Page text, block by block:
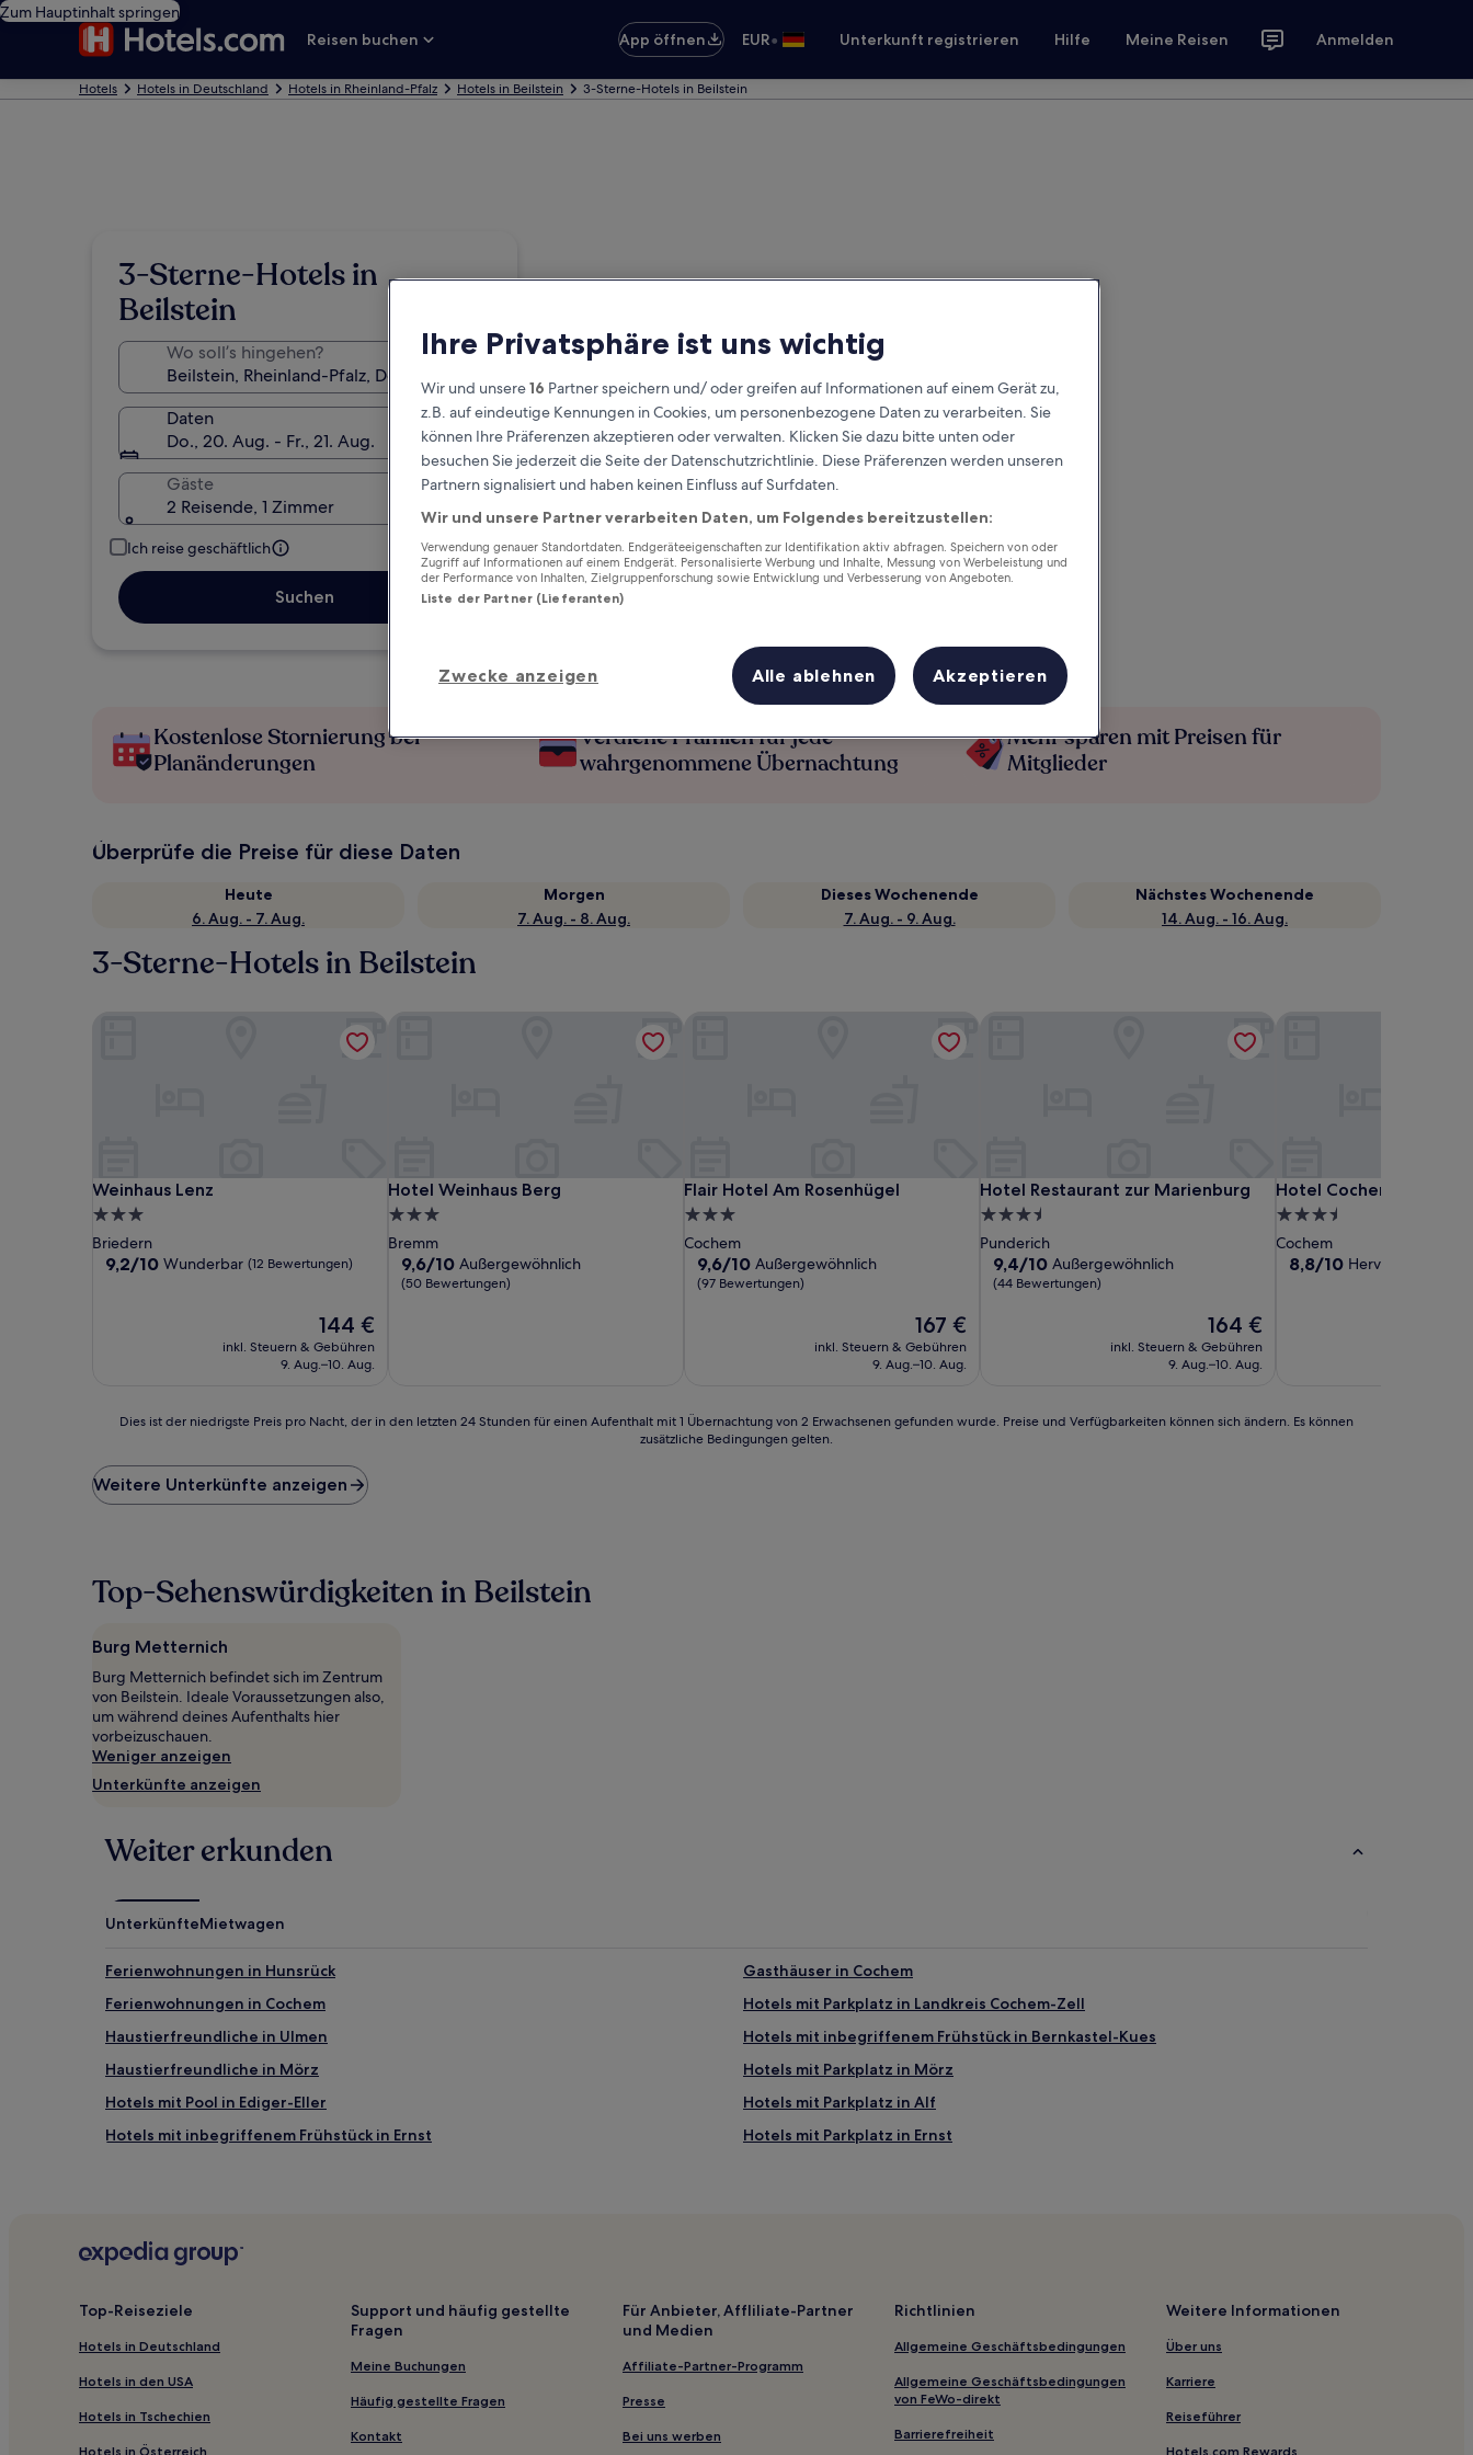
Zum Hauptinhalt springen
Reisen buchen
App öffnen EUR• Unterkunft registrieren Hilfe Meine Reisen Anmelden
Hotels Hotels in Deutschland Hotels in Rheinland-Pfalz Hotels in Beilstein 3-Sterne-Hotels in Beilstein
3-Sterne-Hotels in
Beilstein
Wo soll’s hingehen?
Daten
Do., 20. Aug. - Fr., 21. Aug.
Gäste
2 Reisende, 1 Zimmer
Ich reise geschäftlich
Suchen
Kostenlose Stornierung bei
Planänderungen
Verdiene Prämien für jede
wahrgenommene Übernachtung
Mehr sparen mit Preisen für
Mitglieder
Überprüfe die Preise für diese Daten
Heute
6. Aug. - 7. Aug.
Morgen
7. Aug. - 8. Aug.
Dieses Wochenende
7. Aug. - 9. Aug.
Nächstes Wochenende
14. Aug. - 16. Aug.
3-Sterne-Hotels in Beilstein
Weinhaus Lenz
Weinhaus Lenz
3.0-
Sterne-
Unterkunft
Briedern
9.2
9,2/10 Wunderbar (12 Bewertungen)
Der
Preis
beträgt
144 €
inkl. Steuern & Gebühren
9. Aug.–10. Aug.
Hotel Weinhaus Berg
Hotel Weinhaus Berg
3.0-
Sterne-
Unterkunft
Bremm
9.6
von
9,6/10 Außergewöhnlich
(50 Bewertungen)
Flair Hotel Am Rosenhügel
Flair Hotel Am Rosenhügel
3.0-
Sterne-
Unterkunft
Cochem
9.6
von
9,6/10 Außergewöhnlich
(97 Bewertungen)
Der
Preis
beträgt
167 €
inkl. Steuern & Gebühren
9. Aug.–10. Aug.
Hotel Restaurant zur Marienburg
Hotel Restaurant zur Marienburg
3.5-
Sterne-
Unterkunft
Punderich
9.4
von
9,4/10 Außergewöhnlich
(44 Bewertungen)
Der
Preis
beträgt
164 €
inkl. Steuern & Gebühren
9. Aug.–10. Aug.
Hotel Restaurant zur Marienburg
Hotel Cochemer Jung
Hotel Cochemer Jung
3.5-
Sterne-
Unterkunft
Cochem
8.8
8,8/10 Hervorragend
der
niedrigste
Preis
in
den
24 Stunden
für
einen
Aufenthalt
mit
1 Übernachtung
von
2 Erwachsenen
gefunden
Preise
und
können
sich
ändern.
können
zusätzliche
Bedingungen
gelten.
Dies ist der niedrigste Preis pro Nacht, der in den letzten 24 Stunden für einen Aufenthalt mit 1 Übernachtung von 2 Erwachsenen gefunden wurde. Preise und Verfügbarkeiten können sich ändern. Es können
zusätzliche Bedingungen gelten.
Weitere Unterkünfte anzeigen
Top-Sehenswürdigkeiten in Beilstein
Burg Metternich
Burg Metternich befindet sich im Zentrum
von Beilstein. Ideale Voraussetzungen also,
um während deines Aufenthalts hier
vorbeizuschauen.
Weniger anzeigen
Unterkünfte anzeigen
Weiter erkunden
UnterkünfteMietwagen
Ferienwohnungen in Hunsrück
Gasthäuser in Cochem
Ferienwohnungen in Cochem
Hotels mit Parkplatz in Landkreis Cochem-Zell
Haustierfreundliche in Ulmen
Hotels mit inbegriffenem Frühstück in Bernkastel-Kues
Haustierfreundliche in Mörz
Hotels mit Parkplatz in Mörz
Hotels mit Pool in Ediger-Eller
Hotels mit Parkplatz in Alf
Hotels mit inbegriffenem Frühstück in Ernst
Hotels mit Parkplatz in Ernst
Familien in Kastellaun
Hotels mit inbegriffenem Frühstück in Hunsrück
Hotels mit inbegriffenem Frühstück in Weinanbaugebiet Mosel
Hotels mit Parkplatz in Weinanbaugebiet Mosel
Familien in Weinanbaugebiet Mosel
Haustierfreundliche in Weinanbaugebiet Mosel
Top-Reiseziele
Hotels in Deutschland
Hotels in den USA
Hotels in Tschechien
Hotels in Österreich
Support und häufig gestellte
Fragen
Meine Buchungen
Häufig gestellte Fragen
Kontakt
Für Anbieter, Affliliate-Partner
und Medien
Affiliate-Partner-Programm
Presse
Bei uns werben
Richtlinien
Allgemeine Geschäftsbedingungen
Allgemeine Geschäftsbedingungen
von FeWo-direkt
Barrierefreiheit
Weitere Informationen
Über uns
Karriere
Reiseführer
Hotels.com Rewards
Ihre Privatsphäre ist uns wichtig
Wir und unsere16 Partner speichern und/ oder greifen auf Informationen auf einem Gerät zu,
z.B. auf eindeutige Kennungen in Cookies, um personenbezogene Daten zu verarbeiten. Sie
können Ihre Präferenzen akzeptieren oder verwalten. Klicken Sie dazu bitte unten oder
besuchen Sie jederzeit die Seite der Datenschutzrichtlinie. Diese Präferenzen werden unseren
Partnern signalisiert und haben keinen Einfluss auf Surfdaten.
Wir und unsere Partner verarbeiten Daten, um Folgendes bereitzustellen:
Verwendung genauer Standortdaten. Endgeräteeigenschaften zur Identifikation aktiv abfragen. Speichern von oder
Zugriff auf Informationen auf einem Endgerät. Personalisierte Werbung und Inhalte, Messung von Werbeleistung und
der Performance von Inhalten, Zielgruppenforschung sowie Entwicklung und Verbesserung von Angeboten.
Liste der Partner (Lieferanten)
Zwecke anzeigen Alle ablehnen Akzeptieren